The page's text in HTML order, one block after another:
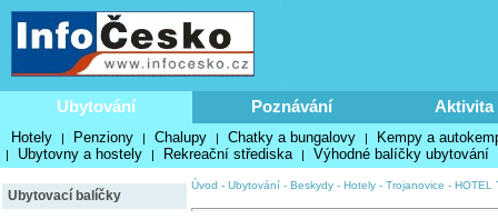
Ubytování Poznávání Aktivita
Hotely | Penziony | Chalupy | Chatky a bungalovy | Kempy a
| Ubytovny a hostely | Rekreační střediska | Výhodné balíčky ubytování
Ubytovací balíčky
Úvod - Ubytování - Beskydy - Hotely - Trojanovice - HOTEL